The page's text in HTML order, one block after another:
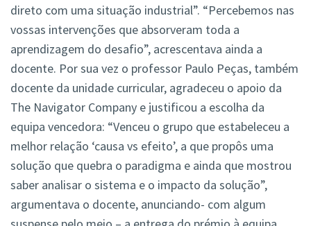
direto com uma situação industrial”. “Percebemos nas
vossas intervenções que absorveram toda a
aprendizagem do desafio”, acrescentava ainda a
docente. Por sua vez o professor Paulo Peças, também
docente da unidade curricular, agradeceu o apoio da
The Navigator Company e justificou a escolha da
equipa vencedora: “Venceu o grupo que estabeleceu a
melhor relação ‘causa vs efeito’, a que propôs uma
solução que quebra o paradigma e ainda que mostrou
saber analisar o sistema e o impacto da solução”,
argumentava o docente, anunciando- com algum